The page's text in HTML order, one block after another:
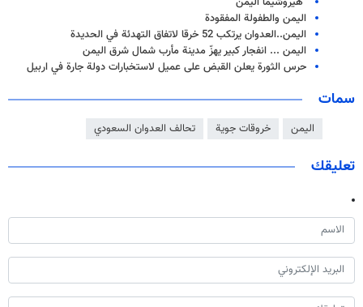
اليمن والطفولة المفقودة
اليمن..العدوان يرتكب 52 خرقا لاتفاق التهدئة في الحديدة
اليمن ... انفجار كبير يهزّ مدينة مأرب شمال شرق اليمن
حرس الثورة يعلن القبض على عميل لاستخبارات دولة جارة في اربيل
سمات
اليمن خروقات جوية تحالف العدوان السعودي
تعليقك